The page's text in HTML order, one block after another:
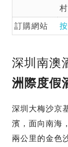
訂購網站
深圳南澳
洲際度假
深圳大梅沙京
濱，面向南海
兩公里的金色